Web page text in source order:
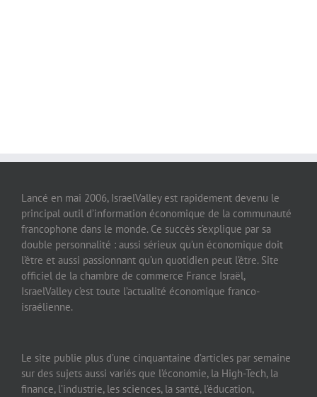
Lancé en mai 2006, IsraelValley est rapidement devenu le
principal outil d’information économique de la communauté
francophone dans le monde. Ce succès s’explique par sa
double personnalité : aussi sérieux qu’un économique doit
l’être et aussi passionnant qu’un quotidien peut l’être. Site
officiel de la chambre de commerce France Israël,
IsraelValley c’est toute l’actualité économique franco-
israélienne.
Le site publie plus d’une cinquantaine d’articles par semaine
sur des sujets aussi variés que l’économie, la High-Tech, la
finance, l’industrie, les sciences, la santé, l’éducation,